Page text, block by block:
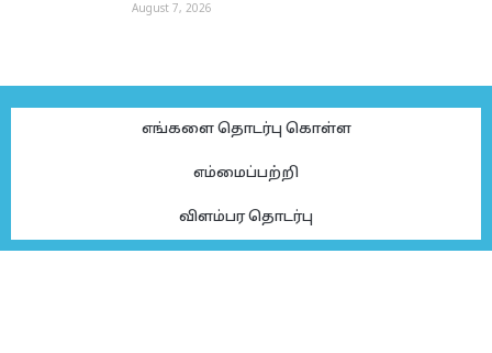
August 7, 2026
எங்களை தொடர்பு கொள்ள
எம்மைப்பற்றி
விளம்பர தொடர்பு